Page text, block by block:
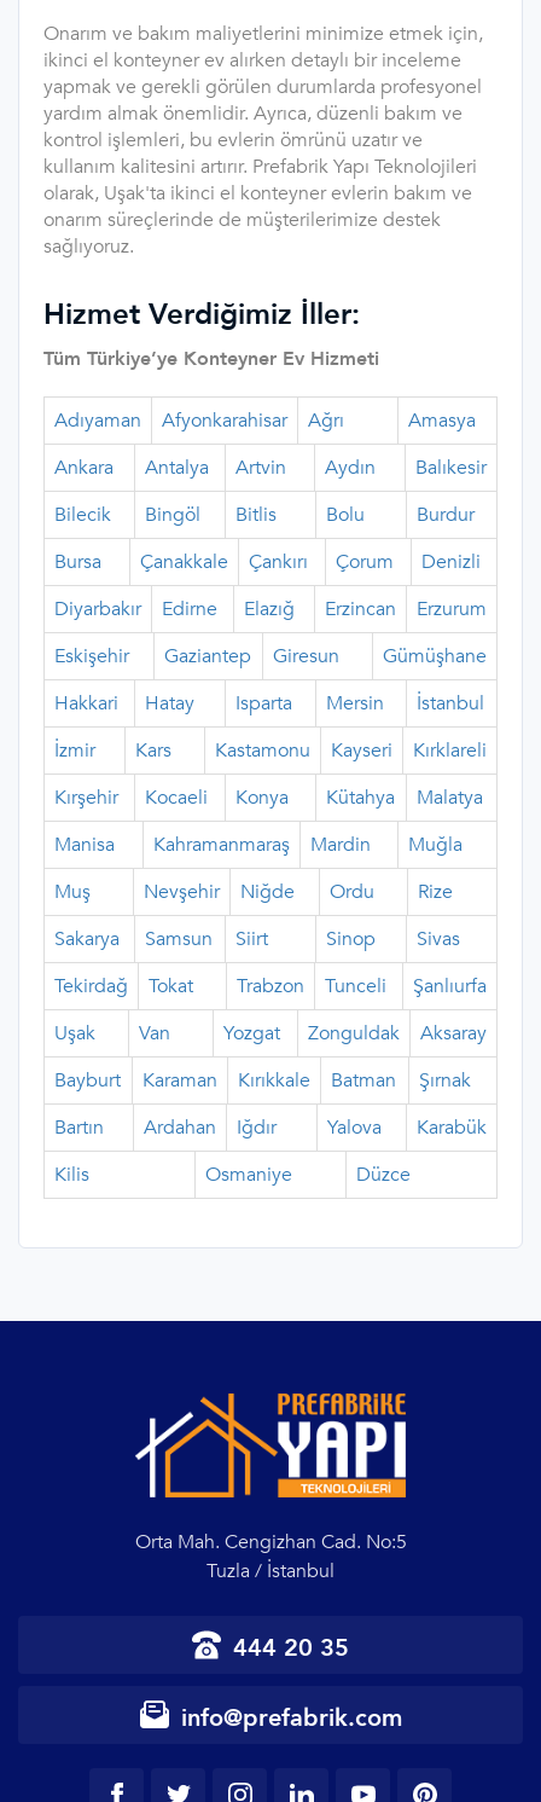
Onarım ve bakım maliyetlerini minimize etmek için,
ikinci el konteyner ev alırken detaylı bir inceleme
yapmak ve gerekli görülen durumlarda profesyonel
yardım almak önemlidir. Ayrıca, düzenli bakım ve
kontrol işlemleri, bu evlerin ömrünü uzatır ve
kullanım kalitesini artırır. Prefabrik Yapı Teknolojileri
olarak, Uşak'ta ikinci el konteyner evlerin bakım ve
onarım süreçlerinde de müşterilerimize destek
sağlıyoruz.
Hizmet Verdiğimiz İller:
Tüm Türkiye’ye Konteyner Ev Hizmeti
Adıyaman Afyonkarahisar Ağrı
Amasya
Ankara
Antalya Artvin Aydın
Balıkesir
Bilecik
Bingöl Bitlis Bolu
Burdur
Bursa
Çanakkale Çankırı Çorum
Denizli
Diyarbakır
Edirne Elazığ Erzincan
Erzurum
Eskişehir
Gaziantep Giresun
Gümüşhane
Hakkari
Hatay Isparta Mersin
İstanbul
İzmir
Kars Kastamonu Kayseri
Kırklareli
Kırşehir
Kocaeli Konya Kütahya
Malatya
Manisa
Kahramanmaraş Mardin
Muğla
Muş
Nevşehir Niğde Ordu
Rize
Sakarya
Samsun Siirt Sinop
Sivas
Tekirdağ
Tokat Trabzon Tunceli
Şanlıurfa
Uşak
Van Yozgat Zonguldak
Aksaray
Bayburt
Karaman Kırıkkale Batman
Şırnak
Bartın
Ardahan Iğdır Yalova
Karabük
Kilis
Osmaniye Düzce
Orta Mah. Cengizhan Cad. No:5
Tuzla / İstanbul
444 20 35
info@prefabrik.com